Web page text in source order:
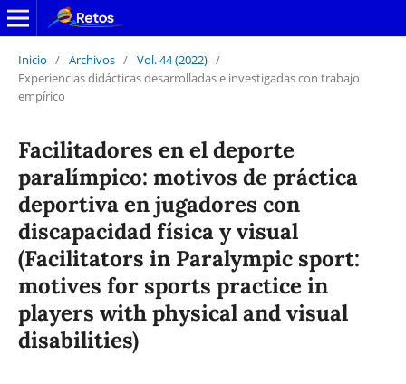
Inicio / Archivos / Vol. 44 (2022) /
Experiencias didácticas desarrolladas e investigadas con trabajo
empírico
Facilitadores en el deporte
paralímpico: motivos de práctica
deportiva en jugadores con
discapacidad física y visual
(Facilitators in Paralympic sport:
motives for sports practice in
players with physical and visual
disabilities)